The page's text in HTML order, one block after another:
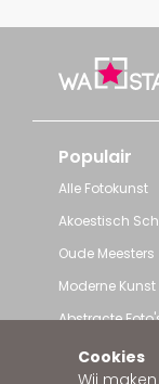
Cookies
Wij
Populair
Alle Fotokunst
Akoestisch
Oude Meesters
Moderne
Abstracte
Pop Art